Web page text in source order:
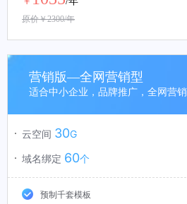
原价￥2300/年
营销版—全网营销型
适合中小企业，品牌推广，全网营销
云空间 30G
域名绑定 60个
预制千套模板